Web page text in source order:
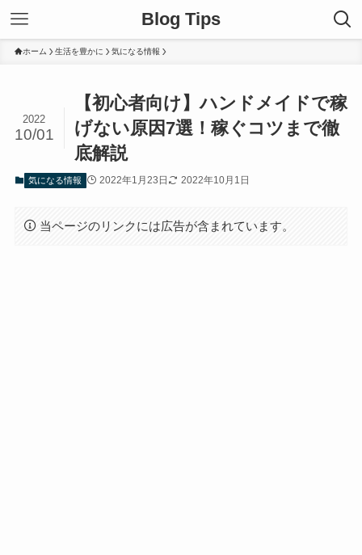
Blog Tips
ホーム 生活を豊かに 気になる情報
【初心者向け】ハンドメイドで稼
げない原因7選！稼ぐコツまで徹
底解説
2022
10/01
気になる情報 2022年1月23日 2022年10月1日
当ページのリンクには広告が含まれています。